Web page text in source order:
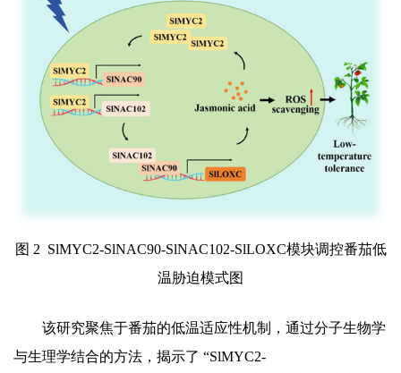
图 2 SlMYC2-SlNAC90-SlNAC102-SlLOXC模块调控番茄低
温胁迫模式图
该研究聚焦于番茄的低温适应性机制，通过分子生物学
与生理学结合的方法，揭示了 “SlMYC2-